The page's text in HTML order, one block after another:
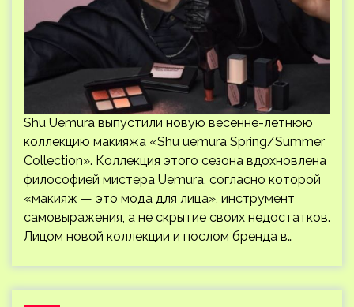
Shu Uemura выпустили новую весенне-летнюю
коллекцию макияжа «Shu uemura Spring/Summer
Collection». Коллекция этого сезона вдохновлена ​​
философией мистера Uemura, согласно которой
«макияж — это мода для лица», инструмент
самовыражения, а не скрытие своих недостатков.
Лицом новой коллекции и послом бренда в…